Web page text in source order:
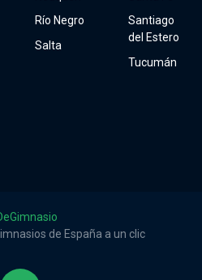
Río Negro
Salta
Santiago
del Estero
Tucumán
de España a un clic